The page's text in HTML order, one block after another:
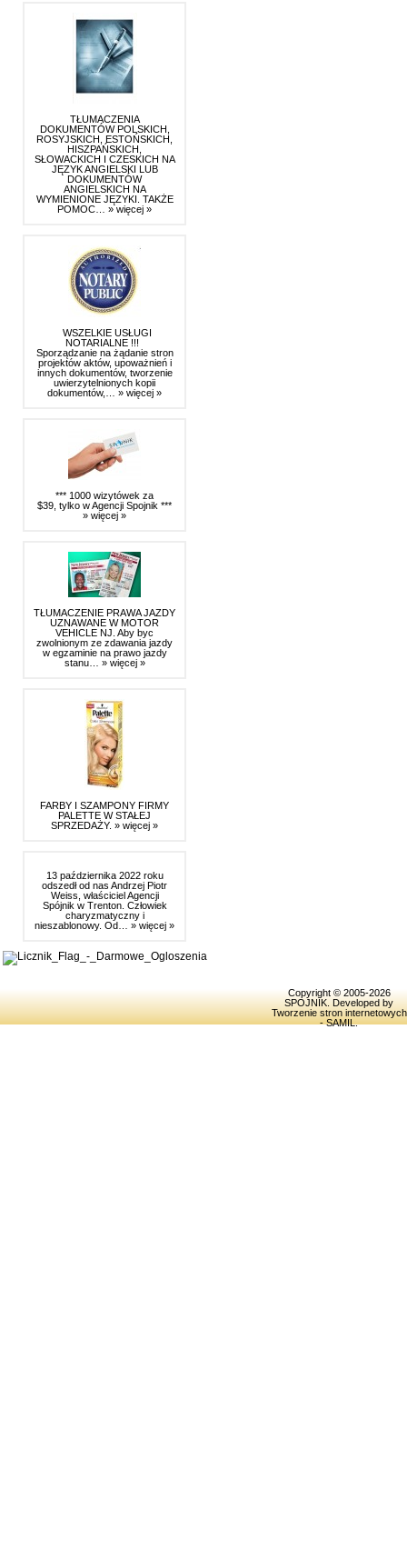
TŁUMACZENIA
DOKUMENTÓW POLSKICH,
ROSYJSKICH, ESTOŃSKICH,
HISZPAŃSKICH,
SŁOWACKICH I CZESKICH NA
JĘZYK ANGIELSKI LUB
DOKUMENTÓW
ANGIELSKICH NA
WYMIENIONE JĘZYKI. TAKŻE
POMOC… » więcej »
WSZELKIE USŁUGI
NOTARIALNE !!!
Sporządzanie na żądanie stron
projektów aktów, upoważnień i
innych dokumentów, tworzenie
uwierzytelnionych kopii
dokumentów,… » więcej »
*** 1000 wizytówek za
$39, tylko w Agencji Spojnik ***
» więcej »
TŁUMACZENIE PRAWA JAZDY
UZNAWANE W MOTOR
VEHICLE NJ. Aby byc
zwolnionym ze zdawania jazdy
w egzaminie na prawo jazdy
stanu… » więcej »
FARBY I SZAMPONY FIRMY
PALETTE W STAŁEJ
SPRZEDAŻY. » więcej »
13 października 2022 roku
odszedł od nas Andrzej Piotr
Weiss, właściciel Agencji
Spójnik w Trenton. Człowiek
charyzmatyczny i
nieszablonowy. Od… » więcej »
Copyright © 2005-2026
SPOJNIK . Developed by
Tworzenie stron internetowych
- SAMIL.